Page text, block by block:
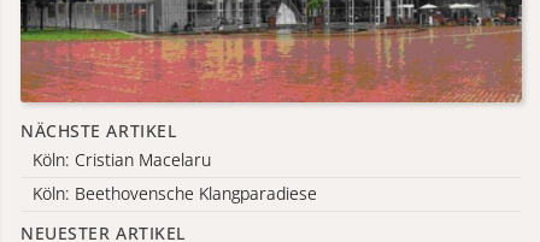
NÄCHSTE ARTIKEL
Köln: Cristian Macelaru
Köln: Beethovensche Klangparadiese
NEUESTER ARTIKEL